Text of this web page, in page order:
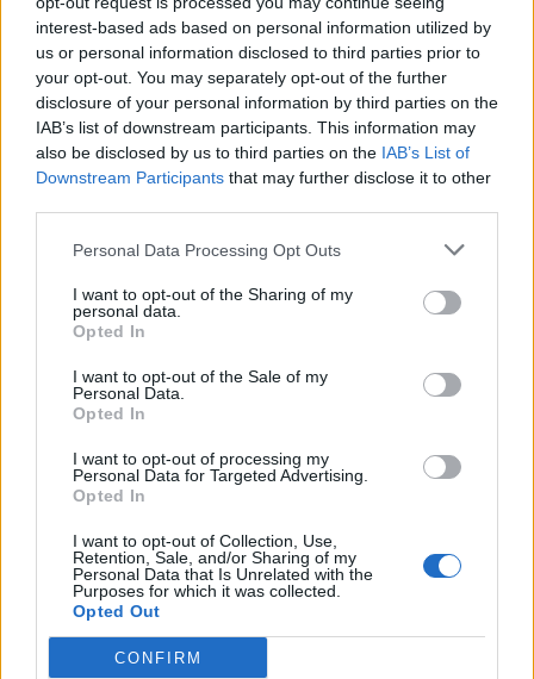
interest-based ads based on personal information utilized by
us or personal information disclosed to third parties prior to
your opt-out. You may separately opt-out of the further
disclosure of your personal information by third parties on the
IAB’s list of downstream participants. This information may
also be disclosed by us to third parties on the IAB’s List of
Downstream Participants that may further disclose it to other
Personal Data Processing Opt Outs
I want to opt-out of the Sharing of my
personal data.
Opted In
I want to opt-out of the Sale of my
Personal Data.
Opted In
I want to opt-out of processing my
Personal Data for Targeted Advertising.
Opted In
I want to opt-out of Collection, Use,
Retention, Sale, and/or Sharing of my
Personal Data that Is Unrelated with the
Purposes for which it was collected.
Opted Out
CONFIRM
pelikohteita.
Tsekkaa myös: MM 2024: Suomi – Itävalta | Näin katsot
ottelun TV:stä!
MM 2024: Suomi – Itävalta |
Näin katsot ottelun TV:stä!
Roope Hintzistä tipahti ikävä
MM-kullasta käytiin armoton vääntö –
Leijonat voitti maailmanmestaruuden
jatkoajalla